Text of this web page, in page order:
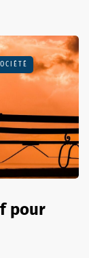
pour